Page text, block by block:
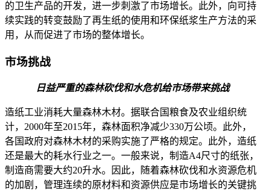
的卫生产品的开发，进一步刺激了市场增长。此外，向可持
续实践的转变鼓励了再生纸的使用和环保纸浆生产方法的采
用，从而促进了市场的整体增长。
市场挑战
日益严重的森林砍伐和水危机给市场带来挑战
造纸工业消耗大量森林木材。据联合国粮食及农业组织统
计，2000年至2015年，森林面积净减少330万公顷。此外，
各国政府对森林木材的采购实施了严格的规定。此外，造纸
还是最大的耗水行业之一。一般来说，制造A4尺寸的纸张，
制造商需要大约20升水。因此，随着森林砍伐和水资源危机
的加剧，管理连续的原材料和资源供应是市场增长的关键挑